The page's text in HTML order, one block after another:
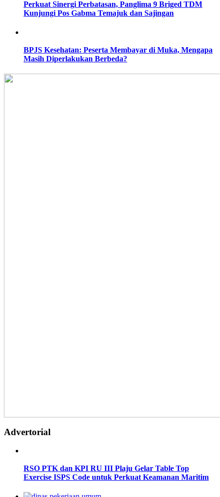
Perkuat Sinergi Perbatasan, Panglima 9 Briged TDM
Kunjungi Pos Gabma Temajuk dan Sajingan
BPJS Kesehatan: Peserta Membayar di Muka, Mengapa
Masih Diperlakukan Berbeda?
Advertorial
RSO PTK dan KPI RU III Plaju Gelar Table Top
Exercise ISPS Code untuk Perkuat Keamanan Maritim